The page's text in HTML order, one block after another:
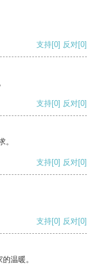
支持[0] 反对[0]
支持[0] 反对[0]
。
支持[0] 反对[0]
支持[0] 反对[0]
温暖。